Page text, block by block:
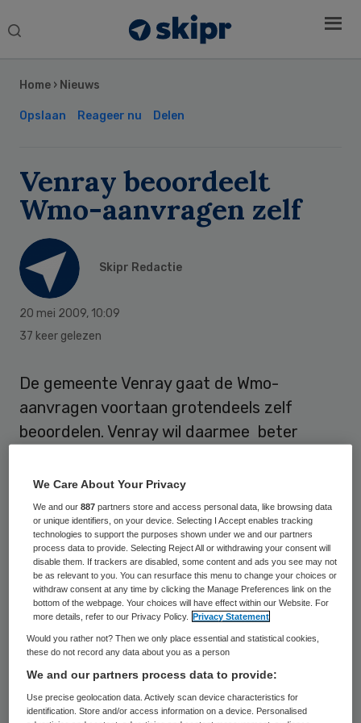
Search
Home › Nieuws
Opslaan Reageer nu Delen
Venray beoordeelt
Wmo-aanvragen zelf
Skipr Redactie
20 mei 2009, 10:09
37 keer gelezen
De gemeente Venray gaat de Wmo-
aanvragen voortaan grotendeels zelf
beoordelen. Venray wil daarmee beter
Daarnaast gaat de gemeente de
afwikkeling versnellen en intensiever
samenwerken met de teams
Schuldhulpverlening en Wet werk en
bijstand (Wwb). Dat meldt de gemeente
Venray.
Snellere indicatie, beter
maatwerk
Sidebar
We Care About Your Privacy
We and our887 partners store and access personal data, like browsing data
or unique identifiers, on your device. Selecting I Accept enables tracking
technologies to support the purposes shown under we and our partners
process data to provide. Selecting Reject All or withdrawing your consent will
disable them. If trackers are disabled, some content and ads you see may not
be as relevant to you. You can resurface this menu to change your choices or
withdraw consent at any time by clicking the Manage Preferences link on the
bottom of the webpage. Your choices will have effect within our Website. For
more details, refer to our Privacy Policy.
Privacy Statement
Would you rather not? Then we only place essential and statistical cookies,
these do not record any data about you as a person
We and our partners process data to provide:
Use precise geolocation data. Actively scan device characteristics for
identification. Store and/or access information on a device. Personalised